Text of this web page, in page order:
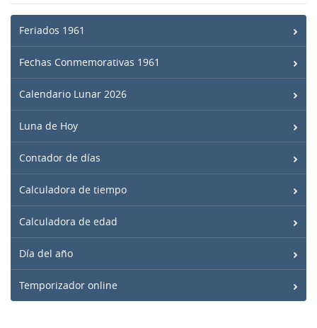
Feriados 1961
Fechas Conmemorativas 1961
Calendario Lunar 2026
Luna de Hoy
Contador de días
Calculadora de tiempo
Calculadora de edad
Día del año
Temporizador online